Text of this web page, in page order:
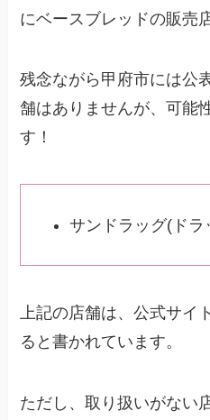
にベースブレッドの販売
残念ながら甲府市には公
舗はありませんが、可能
す！
サンドラッグ(ドラ
上記の店舗は、公式サイ
ると書かれています。
ただし、取り扱いがない